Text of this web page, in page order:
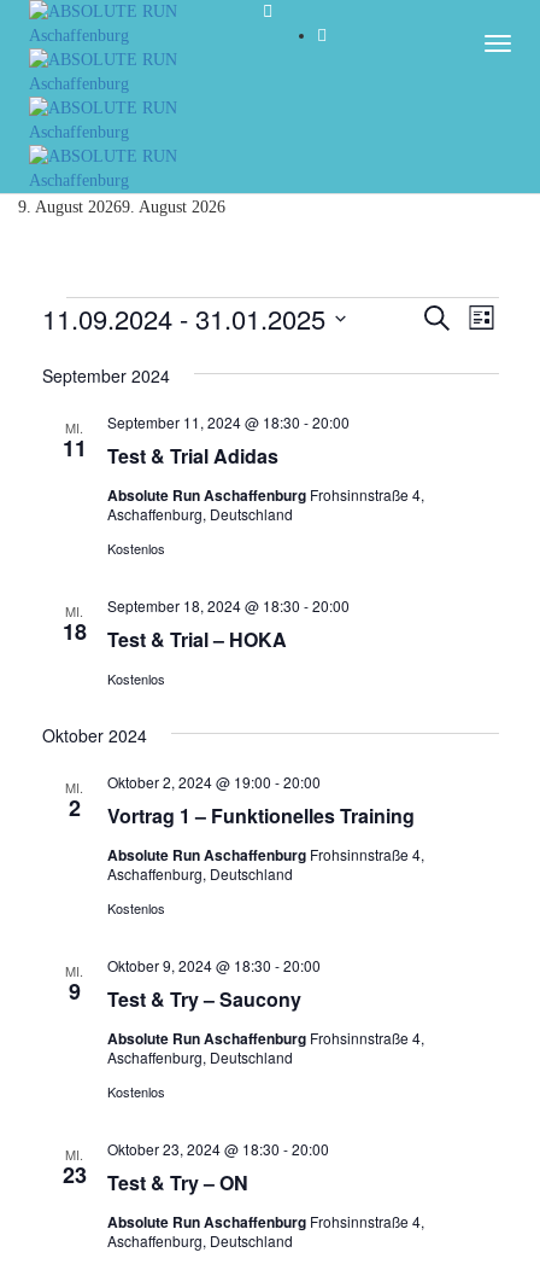
9. August 20269. August 2026
Veranstaltungen Suche
Liste
11.09.2024 - 31.01.2025
wählen.
September 2024
MI.
11 Test & Trial Adidas
September 11, 2024 @ 18:30 -20:00
Absolute Run Aschaffenburg Frohsinnstraße 4,
Aschaffenburg, Deutschland
Kostenlos
MI.
18 Test & Trial – HOKA
September 18, 2024 @ 18:30 -20:00
Kostenlos
Oktober 2024
MI.
2 Vortrag 1 – Funktionelles Training
Oktober 2, 2024 @ 19:00 -20:00
Absolute Run Aschaffenburg Frohsinnstraße 4,
Aschaffenburg, Deutschland
Kostenlos
MI.
9 Test & Try – Saucony
Oktober 9, 2024 @ 18:30 -20:00
Absolute Run Aschaffenburg Frohsinnstraße 4,
Aschaffenburg, Deutschland
Kostenlos
MI.
23 Test & Try – ON
Oktober 23, 2024 @ 18:30 -20:00
Absolute Run Aschaffenburg Frohsinnstraße 4,
Aschaffenburg, Deutschland